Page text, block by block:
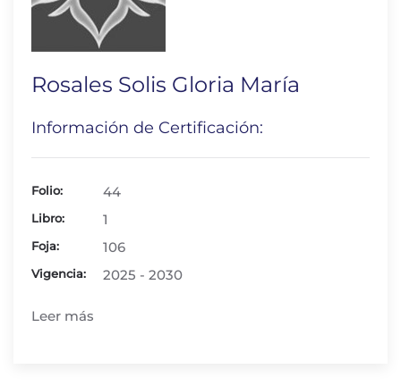
Rosales Solis Gloria María
Información de Certificación:
Folio: 44
Libro: 1
Foja: 106
Vigencia: 2025 - 2030
Leer más